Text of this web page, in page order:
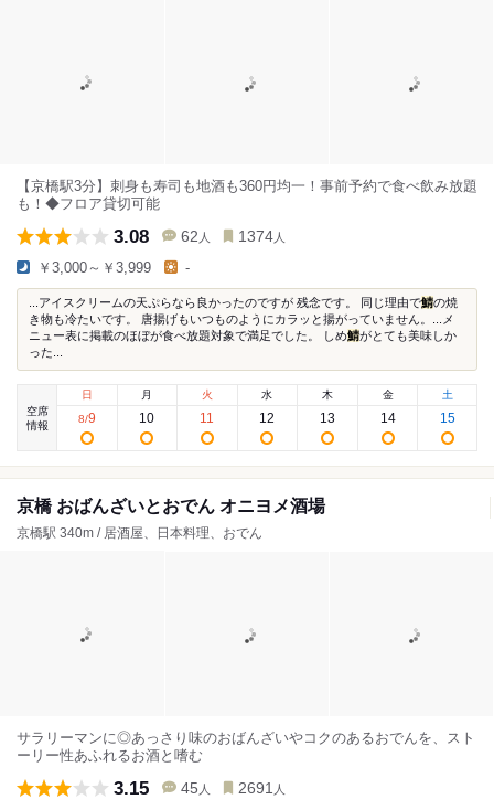
【京橋駅3分】刺身も寿司も地酒も360円均一！事前予約で食べ飲み放題
も！◆フロア貸切可能
3.08 62 人 1374 人
￥3,000～￥3,999 -
...アイスクリームの天ぷらなら良かったのですが 残念です。 同じ理由で鯖の焼
き物も冷たいです。 唐揚げもいつものようにカラッと揚がっていません。...メ
ニュー表に掲載のほぼが食べ放題対象で満足でした。 しめ鯖がとても美味しか
った...
空席
情報
日
8/9
月
10
火
11
水
12
木
13
金
14
土
15
京橋 おばんざいとおでん オニヨメ酒場
京橋駅 340m / 居酒屋、日本料理、おでん
サラリーマンに◎あっさり味のおばんざいやコクのあるおでんを、スト
ーリー性あふれるお酒と嗜む
3.15 45 人 2691 人